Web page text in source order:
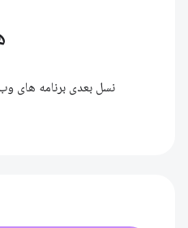
نسل بعدی برنامه های